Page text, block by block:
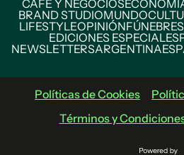
CAFÉ Y NEGOCIOS
BRAND STUDIOMUNDO
LIFESTYLEOPINIÓNFÚNEBRES
EDICIONES ESPECIALES
NEWSLETTERSARGENTINA
Políticas de Cookies
Términos y